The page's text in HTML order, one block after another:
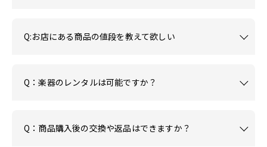
Q:お店にある商品の値段を教えて欲しい
Q：楽器のレンタルは可能ですか？
Q：商品購入後の交換や返品はできますか？